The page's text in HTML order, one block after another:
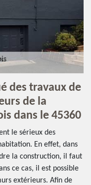
des travaux de
de la
dans le 45360
le sérieux des
En effet, dans
la construction, il faut
ce cas, il est possible
extérieurs. Afin de